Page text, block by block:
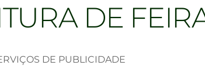
DE
DE PUBLICIDADE